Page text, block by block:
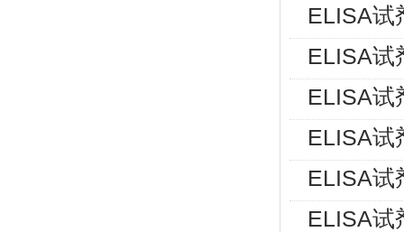
ELISA试
ELISA试
ELISA试
ELISA试
ELISA试
ELISA试